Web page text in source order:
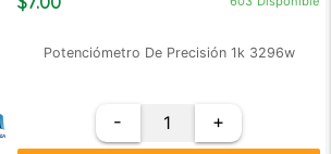
Potenciómetro De Precisión 1k 3296w
- +